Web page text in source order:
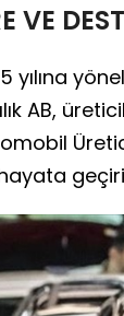
VE
yılına
AB,